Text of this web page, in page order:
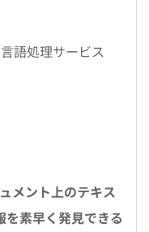
語処理サービス
メント上のテキス
を素早く発見できる